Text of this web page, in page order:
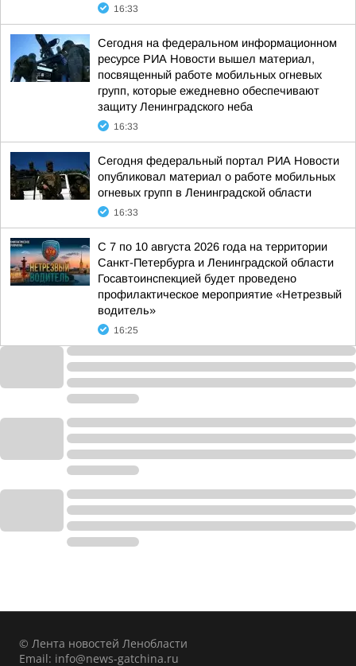
16:33
Сегодня на федеральном информационном
ресурсе РИА Новости вышел материал,
посвященный работе мобильных огневых
групп, которые ежедневно обеспечивают
защиту Ленинградского неба
16:33
Сегодня федеральный портал РИА Новости
опубликовал материал о работе мобильных
огневых групп в Ленинградской области
16:33
С 7 по 10 августа 2026 года на территории
Санкт-Петербурга и Ленинградской области
Госавтоинспекцией будет проведено
профилактическое мероприятие «Нетрезвый
водитель»
16:25
© Лента новостей Ленобласти
Email: info@news-gatchina.ru